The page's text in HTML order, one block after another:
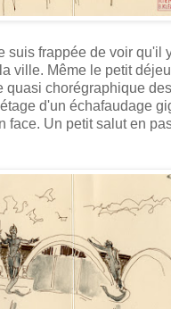
suis frappée de voir qu'il
ville. Même le petit
quasi chorégraphique
d'un échafaudage
face. Un petit salut en